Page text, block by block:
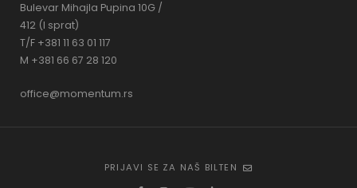
Bulevar Mihajla Pupina 10G /
412 (I sprat)
T/F +381 11 63 01 117
M +381 66 67 28 120
office@momentum.rs
PRIJAVI SE ZA NAŠ BILTEN